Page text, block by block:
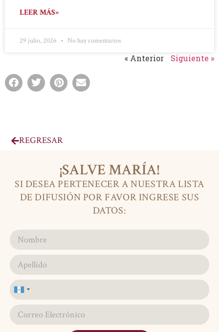
LEER MÁS»
29 julio, 2026 No hay comentarios
« Anterior Siguiente »
REGRESAR
¡SALVE MARÍA!
SI DESEA PERTENECER A NUESTRA LISTA
DE DIFUSIÓN POR FAVOR INGRESE SUS
DATOS:
Guatemala